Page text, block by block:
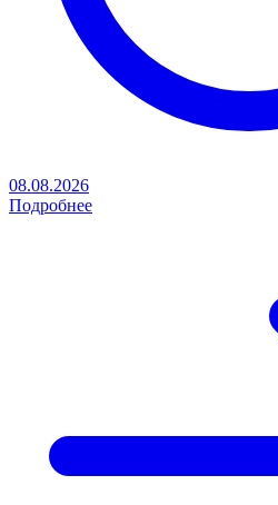
08.08.2026
Подробнее